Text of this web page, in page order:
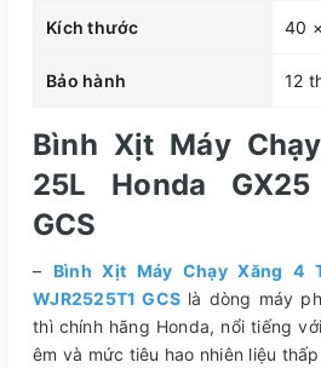
Kích thước 40
Bảo hành 12
Bình Xịt Máy
25L Honda GX25
GCS
– Bình Xịt Máy Chạy Xăng 4
WJR2525T1 GCS là dòng máy
thì chính hãng Honda, nổi tiếng
êm và mức tiêu hao nhiên liệu